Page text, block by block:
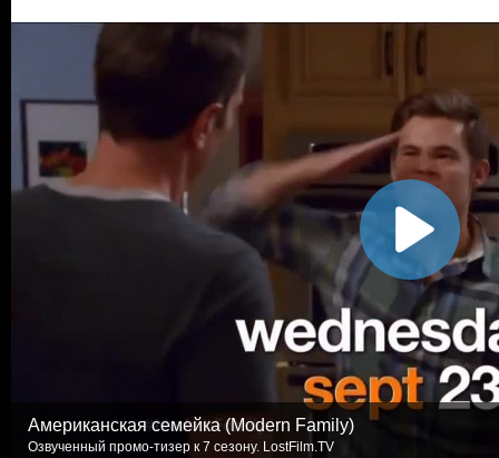
Американская семейка (Modern Family)
Озвученный промо-тизер к 7 сезону. LostFilm.TV